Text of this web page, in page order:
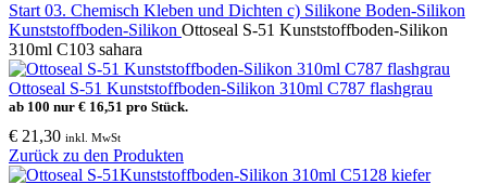
Start 03. Chemisch Kleben und Dichten c) Silikone Boden-Silikon
Kunststoffboden-Silikon Ottoseal S-51 Kunststoffboden-Silikon
310ml C103 sahara
Ottoseal S-51 Kunststoffboden-Silikon 310ml C787 flashgrau
ab 100 nur € 16,51 pro Stück.
€ 21,30 inkl. MwSt
Zurück zu den Produkten